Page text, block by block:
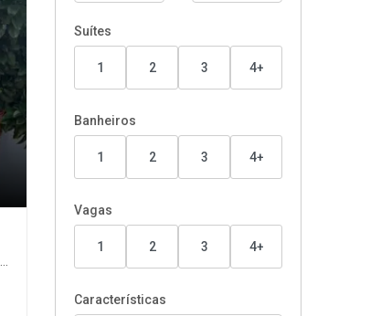
Suítes
1 2 3 4+
Banheiros
1 2 3 4+
Vagas
1 2 3 4+
Características